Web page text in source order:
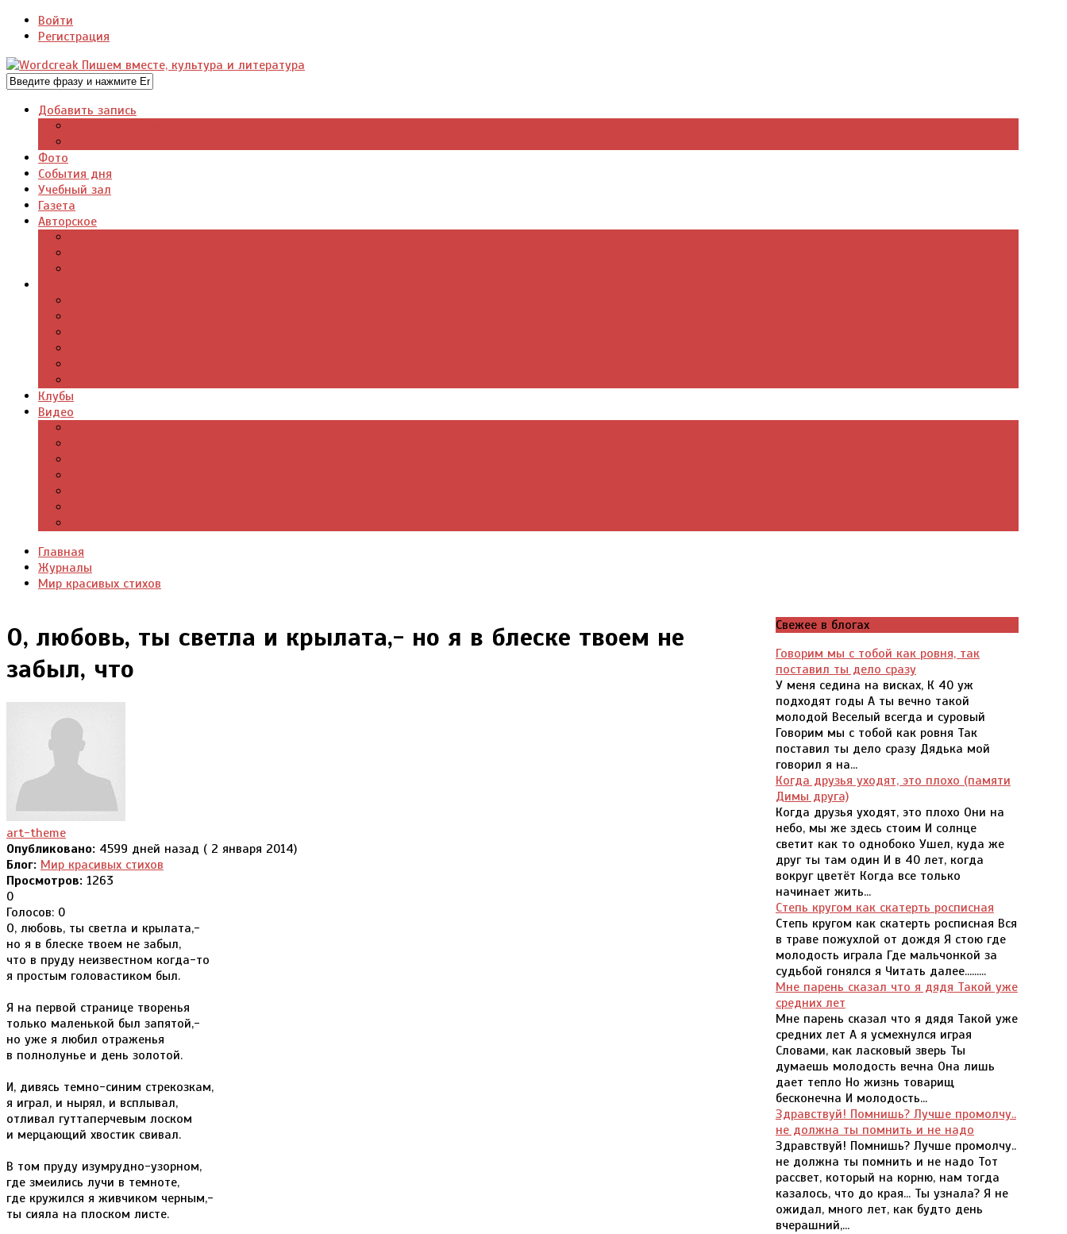
Войти
Регистрация
Добавить запись
Фото
События дня
Учебный зал
Газета
Авторское
Клубы
Видео
Главная
Журналы
Мир красивых стихов
О, любовь, ты светла и крылата,- но я в блеске твоем не
забыл, что
art-theme
Опубликовано: 4599 дней назад ( 2 января 2014)
Блог: Мир красивых стихов
Просмотров: 1263
0
Голосов: 0
О, любовь, ты светла и крылата,-
но я в блеске твоем не забыл,
что в пруду неизвестном когда-то
я простым головастиком был.
Я на первой странице творенья
только маленькой был запятой,-
но уже я любил отраженья
в полнолунье и день золотой.
И, дивясь темно-синим стрекозкам,
я играл, и нырял, и всплывал,
отливал гуттаперчевым лоском
и мерцающий хвостик свивал.
В том пруду изумрудно-узорном,
где змеились лучи в темноте,
где кружился я живчиком черным,-
ты сияла на плоском листе.
Свежее в блогах
Говорим мы с тобой как ровня, так
поставил ты дело сразу
У меня седина на висках, К 40 уж
подходят годы А ты вечно такой
молодой Веселый всегда и суровый
Говорим мы с тобой как ровня Так
поставил ты дело сразу Дядька мой
говорил я на...
Когда друзья уходят, это плохо (памяти
Димы друга)
Когда друзья уходят, это плохо Они на
небо, мы же здесь стоим И солнце
светит как то однобоко Ушел, куда же
друг ты там один И в 40 лет, когда
вокруг цветёт Когда все только
начинает жить...
Степь кругом как скатерть росписная
Степь кругом как скатерть росписная Вся
в траве пожухлой от дождя Я стою где
молодость играла Где мальчонкой за
судьбой гонялся я Читать далее.........
Мне парень сказал что я дядя Такой уже
средних лет
Мне парень сказал что я дядя Такой уже
средних лет А я усмехнулся играя
Словами, как ласковый зверь Ты
думаешь молодость вечна Она лишь
дает тепло Но жизнь товарищ
бесконечна И молодость...
Здравствуй! Помнишь? Лучше промолчу..
не должна ты помнить и не надо
Здравствуй! Помнишь? Лучше промолчу..
не должна ты помнить и не надо Тот
рассвет, который на корню, нам тогда
казалось, что до края... Ты узнала? Я не
ожидал, много лет, как будто день
вчерашний,...